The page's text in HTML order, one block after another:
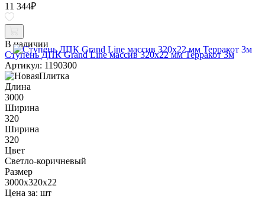
11 344₽
В наличии
Ступень ДПК Grand Line массив 320х22 мм Терракот 3м
Артикул: 1190300
Длина
3000
Ширина
320
Ширина
320
Цвет
Светло-коричневый
Размер
3000x320x22
Цена за: шт